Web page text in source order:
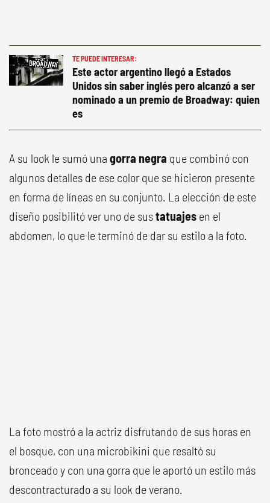
TE PUEDE INTERESAR:
Este actor argentino llegó a Estados
Unidos sin saber inglés pero alcanzó a ser
nominado a un premio de Broadway: quien
es
A su look le sumó una gorra negra que combinó con
algunos detalles de ese color que se hicieron presente
en forma de líneas en su conjunto. La elección de este
diseño posibilitó ver uno de sustatuajes en el
abdomen, lo que le terminó de dar su estilo a la foto.
La foto mostró a la actriz disfrutando de sus horas en
el bosque, con una microbikini que resaltó su
bronceado y con una gorra que le aportó un estilo más
descontracturado a su look de verano.